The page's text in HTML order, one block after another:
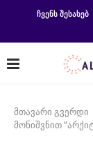
ᲩᲕᲔᲜᲡ ᲨᲔᲡᲐᲮᲔᲑ
მთავარი გვერდი
მონიშვნით